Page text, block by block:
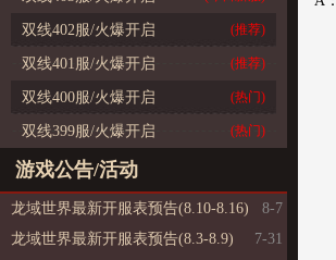
双线402服/火爆开启 (推荐)
双线401服/火爆开启 (推荐)
双线400服/火爆开启 (热门)
双线399服/火爆开启 (热门)
游戏公告/活动
龙域世界最新开服表预告(8.10-8.16)
8-7
龙域世界最新开服表预告(8.3-8.9)
7-31